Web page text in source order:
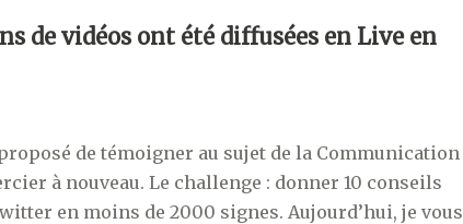
de vidéos ont été diffusées en Live en
de témoigner au sujet de la Communication
à nouveau. Le challenge : donner 10 conseils
en moins de 2000 signes. Aujourd’hui, je vous